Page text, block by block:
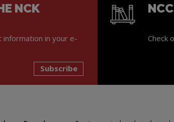
NCK
in your e-
Subscribe
Check